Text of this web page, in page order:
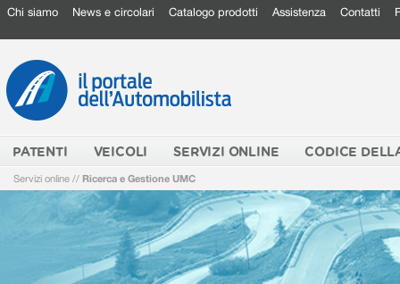
Chi siamo News e circolari Catalogo prodotti Assistenza Contatti
PATENTI VEICOLI SERVIZI ONLINE CODICE
Servizi online // Ricerca e Gestione UMC